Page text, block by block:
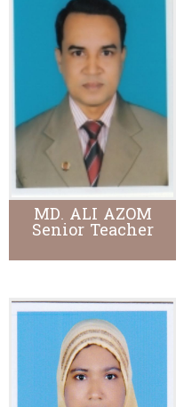
MD. ALI AZOM
Senior Teacher